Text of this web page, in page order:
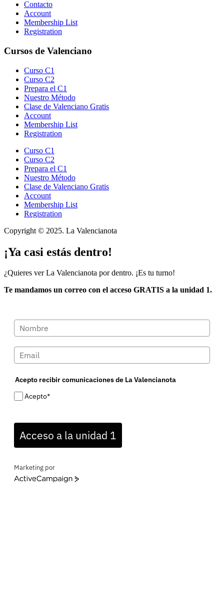
Contacto
Account
Membership List
Registration
Cursos de Valenciano​
Curso C1
Curso C2
Prepara el C1
Nuestro Método
Clase de Valenciano Gratis
Account
Membership List
Registration
Curso C1
Curso C2
Prepara el C1
Nuestro Método
Clase de Valenciano Gratis
Account
Membership List
Registration
Copyright © 2025. La Valencianota
¡Ya casi estás dentro!
¿Quieres ver La Valencianota por dentro. ¡Es tu turno!
Te mandamos un correo con el acceso GRATIS a la unidad 1.
Acepto recibir comunicaciones de La Valencianota
Acepto*
Acceso a la unidad 1
Marketing por
ActiveCampaign